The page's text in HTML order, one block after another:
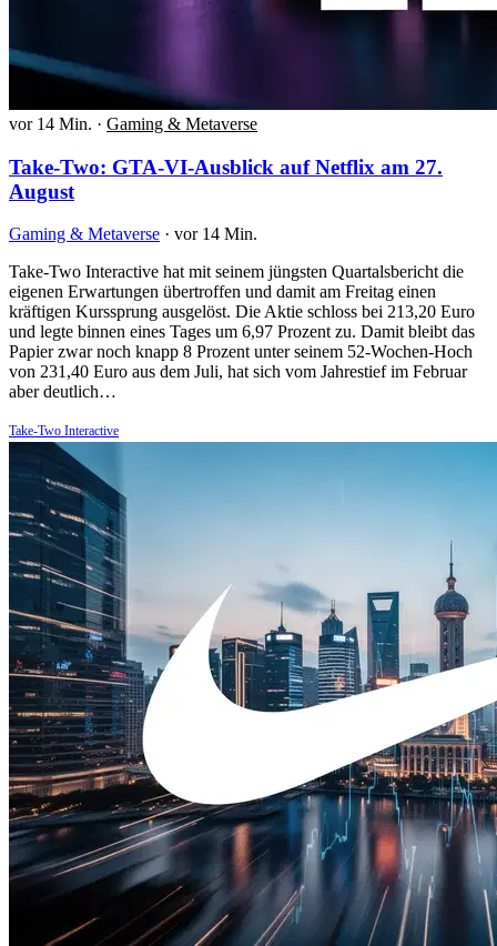
vor 14 Min. · Gaming & Metaverse
Take-Two: GTA-VI-Ausblick auf Netflix am 27.
August
Gaming & Metaverse · vor 14 Min.
Take-Two Interactive hat mit seinem jüngsten Quartalsbericht die
eigenen Erwartungen übertroffen und damit am Freitag einen
kräftigen Kurssprung ausgelöst. Die Aktie schloss bei 213,20 Euro
und legte binnen eines Tages um 6,97 Prozent zu. Damit bleibt das
Papier zwar noch knapp 8 Prozent unter seinem 52-Wochen-Hoch
von 231,40 Euro aus dem Juli, hat sich vom Jahrestief im Februar
aber deutlich…
Take-Two Interactive